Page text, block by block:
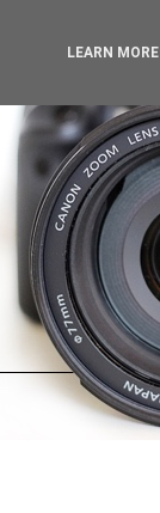
LEARN MORE